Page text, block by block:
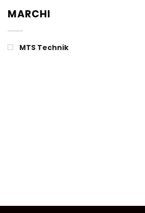
MARCHI
MTS Technik